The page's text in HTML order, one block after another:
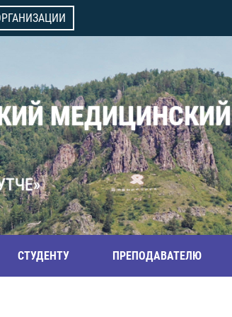
МЕДИЦИНСКИЙ
СТУДЕНТУ ПРЕПОДАВАТЕЛЮ